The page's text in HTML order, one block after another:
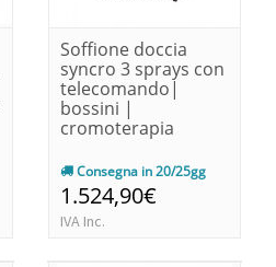
Soffione doccia
syncro 3 sprays con
telecomando|
bossini |
cromoterapia
Consegna in 20/25gg
1.524,90€
IVA Inc.